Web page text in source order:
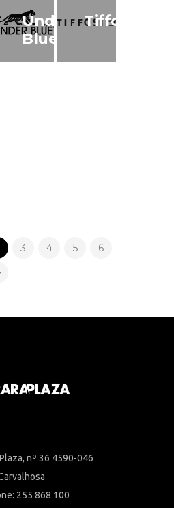
Under
Blue
Tiffosi
3 4 5
6
nº 36 4590-046
255 868 100